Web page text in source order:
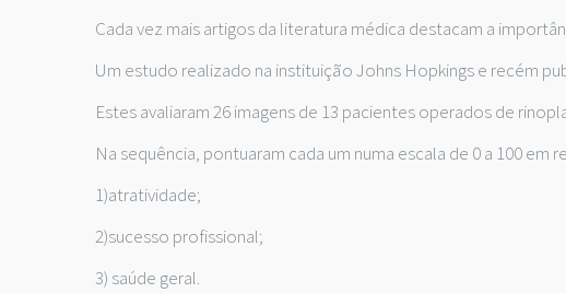
Cada vez mais artigos da literatura médica destacam a
Um estudo realizado na instituição Johns Hopkings e recém
Estes avaliaram 26 imagens de 13 pacientes operados de
Na sequência, pontuaram cada um numa escala de 0 a 100 em
1)atratividade;
2)sucesso profissional;
3) saúde geral.